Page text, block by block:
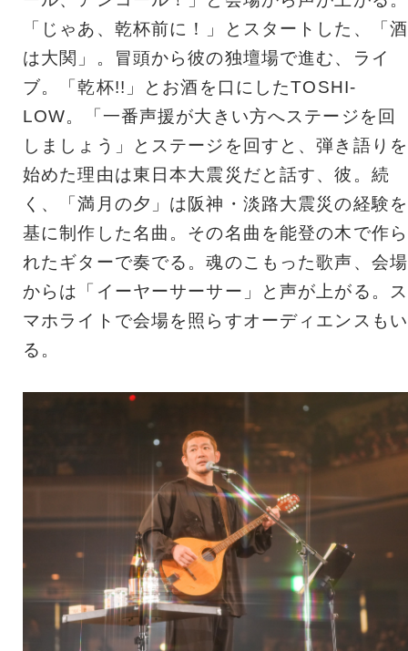
「じゃあ、乾杯前に！」とスタートした、「酒
は大関」。冒頭から彼の独壇場で進む、ライ
ブ。「乾杯!!」とお酒を口にしたTOSHI-
LOW。「一番声援が大きい方へステージを回
しましょう」とステージを回すと、弾き語りを
始めた理由は東日本大震災だと話す、彼。続
く、「満月の夕」は阪神・淡路大震災の経験を
基に制作した名曲。その名曲を能登の木で作ら
れたギターで奏でる。魂のこもった歌声、会場
からは「イーヤーサーサー」と声が上がる。ス
マホライトで会場を照らすオーディエンスもい
る。